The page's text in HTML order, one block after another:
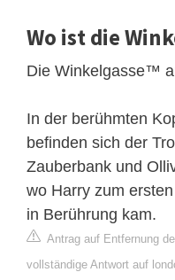
Wo ist die
Die Winkelgasse™
In der berühmten
befinden sich der
Zauberbank und
wo Harry zum
in Berührung kam.
Antrag auf Entfernung
vollständige Antwort auf